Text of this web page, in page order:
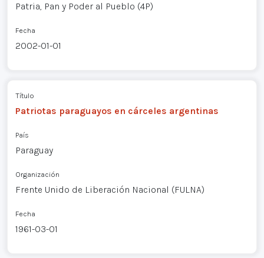
Patria, Pan y Poder al Pueblo (4P)
Fecha
2002-01-01
Título
Patriotas paraguayos en cárceles argentinas
País
Paraguay
Organización
Frente Unido de Liberación Nacional (FULNA)
Fecha
1961-03-01